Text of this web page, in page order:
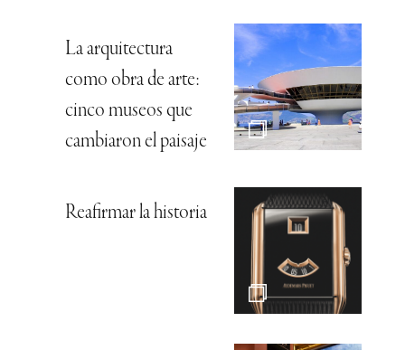
La arquitectura
como obra de arte:
cinco museos que
cambiaron el paisaje
Reafirmar la historia